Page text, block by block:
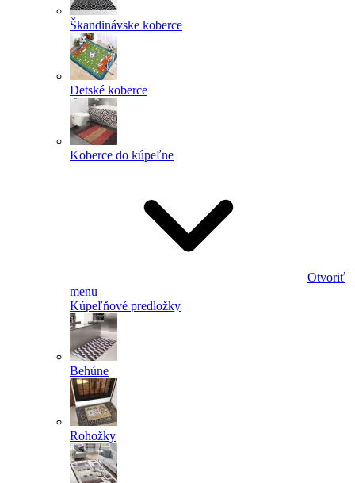
Škandinávske koberce
Detské koberce
Koberce do kúpeľne
Otvoriť
menu
Kúpeľňové predložky
Behúne
Rohožky